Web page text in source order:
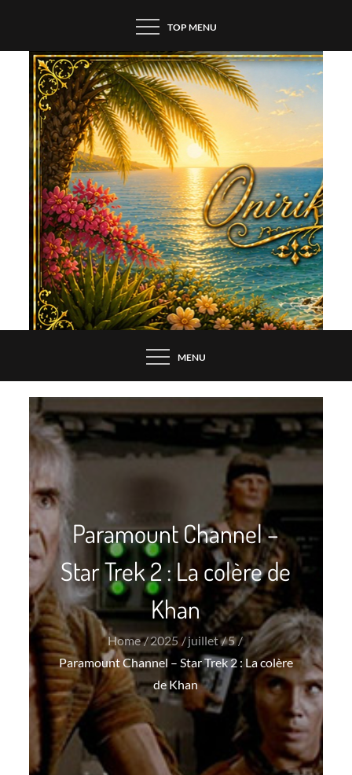
content
TOP MENU
MENU
Paramount Channel –
Star Trek 2 : La colère de
Khan
Home 2025 juillet
5
Paramount Channel – Star Trek 2 : La colère
de Khan